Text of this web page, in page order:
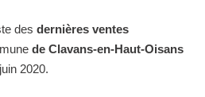
des dernières ventes
de Clavans-en-Haut-Oisans
2020.